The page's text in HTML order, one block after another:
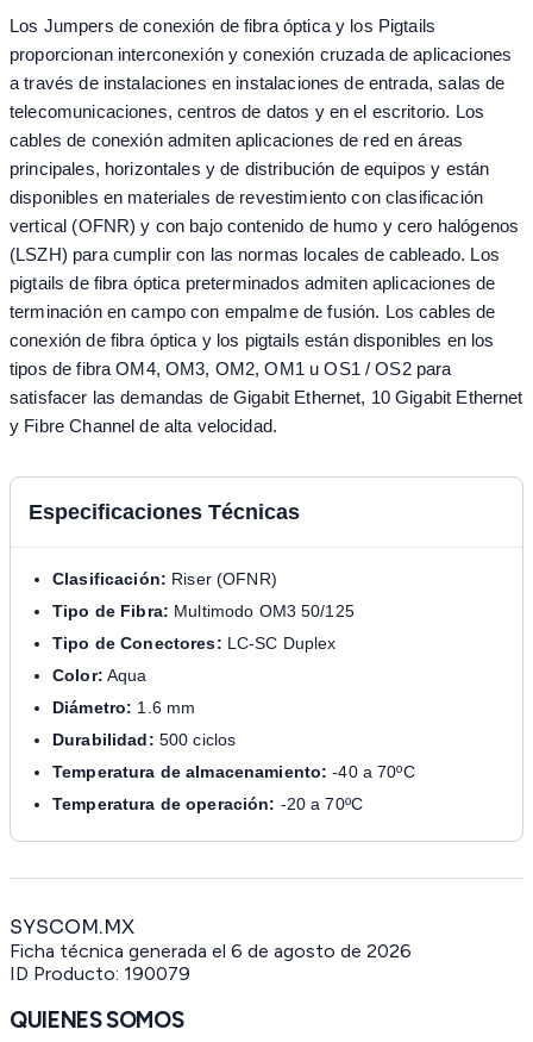
Los Jumpers de conexión de fibra óptica y los Pigtails
proporcionan interconexión y conexión cruzada de aplicaciones
a través de instalaciones en instalaciones de entrada, salas de
telecomunicaciones, centros de datos y en el escritorio. Los
cables de conexión admiten aplicaciones de red en áreas
principales, horizontales y de distribución de equipos y están
disponibles en materiales de revestimiento con clasificación
vertical (OFNR) y con bajo contenido de humo y cero halógenos
(LSZH) para cumplir con las normas locales de cableado. Los
pigtails de fibra óptica preterminados admiten aplicaciones de
terminación en campo con empalme de fusión. Los cables de
conexión de fibra óptica y los pigtails están disponibles en los
tipos de fibra OM4, OM3, OM2, OM1 u OS1 / OS2 para
satisfacer las demandas de Gigabit Ethernet, 10 Gigabit Ethernet
y Fibre Channel de alta velocidad.
Especificaciones Técnicas
Clasificación: Riser (OFNR)
Tipo de Fibra: Multimodo OM3 50/125
Tipo de Conectores: LC-SC Duplex
Color: Aqua
Diámetro: 1.6 mm
Durabilidad: 500 ciclos
Temperatura de almacenamiento: -40 a 70ºC
Temperatura de operación: -20 a 70ºC
SYSCOM.MX
Ficha técnica generada el 6 de agosto de 2026
ID Producto: 190079
QUIENES SOMOS